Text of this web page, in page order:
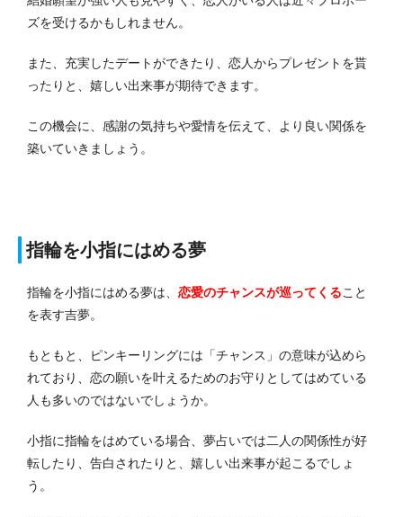
ズを受けるかもしれません。
また、充実したデートができたり、恋人からプレゼントを貰
ったりと、嬉しい出来事が期待できます。
この機会に、感謝の気持ちや愛情を伝えて、より良い関係を
築いていきましょう。
指輪を小指にはめる夢
指輪を小指にはめる夢は、 恋愛のチャンスが巡ってくること
を表す吉夢。
もともと、ピンキーリングには「チャンス」の意味が込めら
れており、恋の願いを叶えるためのお守りとしてはめている
人も多いのではないでしょうか。
小指に指輪をはめている場合、夢占いでは二人の関係性が好
転したり、告白されたりと、嬉しい出来事が起こるでしょ
う。